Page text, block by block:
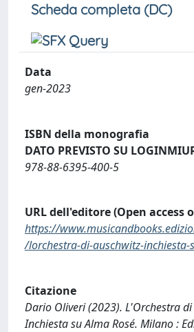
Scheda completa (DC)
Data
gen-2023
ISBN della monografia
DATO PREVISTO SU
978-88-6395-400-5
URL dell'editore (Open access
https://
/lorchestra-di-auschwitz-
Citazione
Dario Oliveri (2023). L'Orchestra di
Inchiesta su Alma Rosé. Milano :